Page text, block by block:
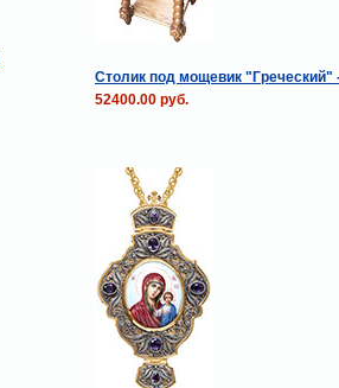
Столик под мощевик "Греческий"
52400.00 руб.